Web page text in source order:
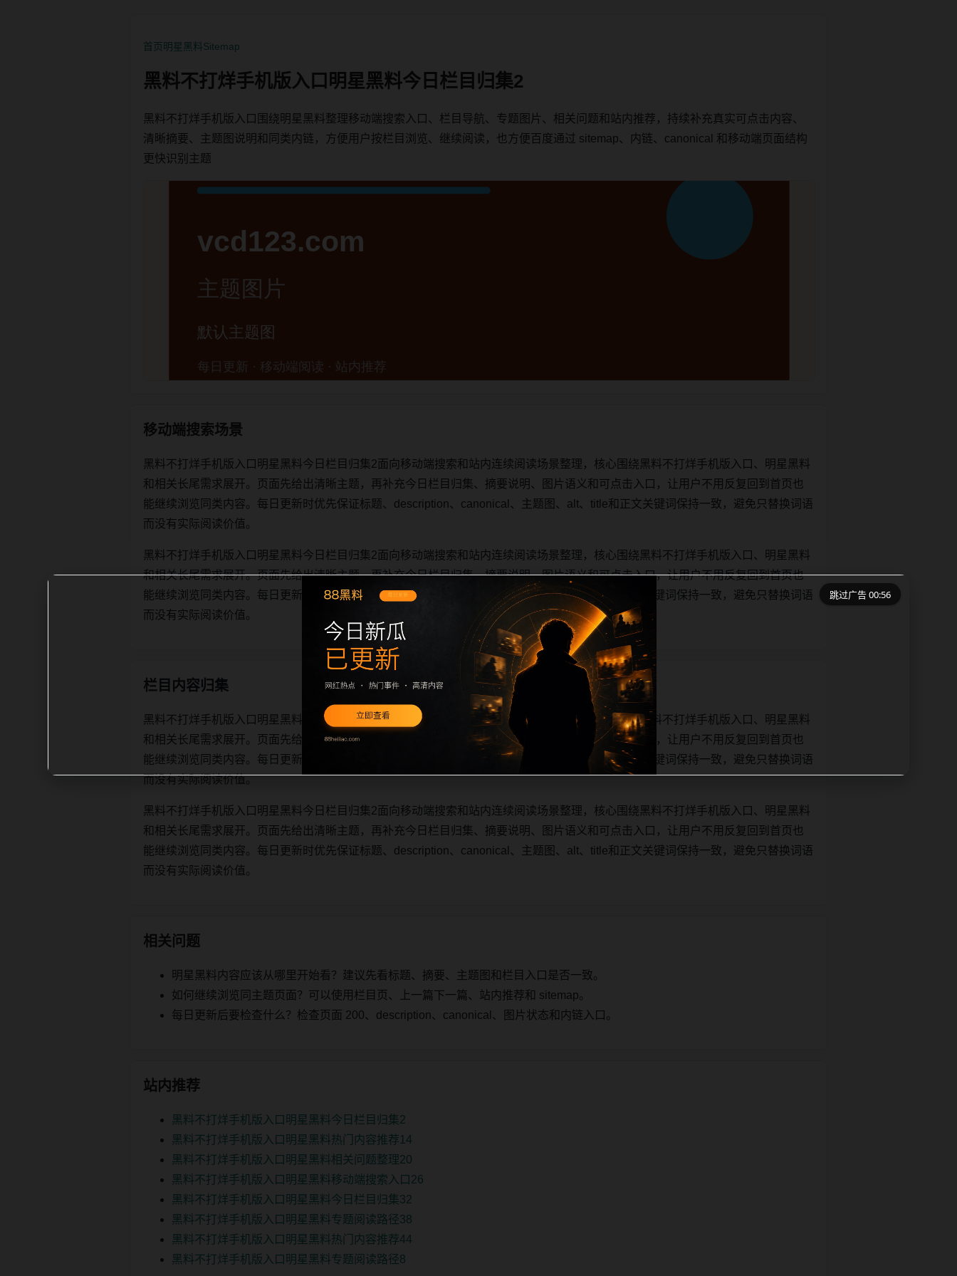
首页明星黑料Sitemap
黑料不打烊手机版入口明星黑料今日栏目归集2
黑料不打烊手机版入口围绕明星黑料整理移动端搜索入口、栏目导航、专题图片、相关问题和站内推荐，持续补充真实可点击内容、
清晰摘要、主题图说明和同类内链，方便用户按栏目浏览、继续阅读，也方便百度通过 sitemap、内链、canonical 和移动端页面结构
更快识别主题
移动端搜索场景
黑料不打烊手机版入口明星黑料今日栏目归集2面向移动端搜索和站内连续阅读场景整理，核心围绕黑料不打烊手机版入口、明星黑料
和相关长尾需求展开。页面先给出清晰主题，再补充今日栏目归集、摘要说明、图片语义和可点击入口，让用户不用反复回到首页也
能继续浏览同类内容。每日更新时优先保证标题、description、canonical、主题图、alt、title和正文关键词保持一致，避免只替换词语
而没有实际阅读价值。
黑料不打烊手机版入口明星黑料今日栏目归集2面向移动端搜索和站内连续阅读场景整理，核心围绕黑料不打烊手机版入口、明星黑料
和相关长尾需求展开。页面先给出清晰主题，再补充今日栏目归集、摘要说明、图片语义和可点击入口，让用户不用反复回到首页也
能继续浏览同类内容。每日更新时优先保证标题、description、canonical、主题图、alt、title和正文关键词保持一致，避免只替换词语
而没有实际阅读价值。
栏目内容归集
黑料不打烊手机版入口明星黑料今日栏目归集2面向移动端搜索和站内连续阅读场景整理，核心围绕黑料不打烊手机版入口、明星黑料
和相关长尾需求展开。页面先给出清晰主题，再补充今日栏目归集、摘要说明、图片语义和可点击入口，让用户不用反复回到首页也
能继续浏览同类内容。每日更新时优先保证标题、description、canonical、主题图、alt、title和正文关键词保持一致，避免只替换词语
而没有实际阅读价值。
黑料不打烊手机版入口明星黑料今日栏目归集2面向移动端搜索和站内连续阅读场景整理，核心围绕黑料不打烊手机版入口、明星黑料
和相关长尾需求展开。页面先给出清晰主题，再补充今日栏目归集、摘要说明、图片语义和可点击入口，让用户不用反复回到首页也
能继续浏览同类内容。每日更新时优先保证标题、description、canonical、主题图、alt、title和正文关键词保持一致，避免只替换词语
而没有实际阅读价值。
相关问题
明星黑料内容应该从哪里开始看？建议先看标题、摘要、主题图和栏目入口是否一致。
如何继续浏览同主题页面？可以使用栏目页、上一篇下一篇、站内推荐和 sitemap。
每日更新后要检查什么？检查页面 200、description、canonical、图片状态和内链入口。
站内推荐
黑料不打烊手机版入口明星黑料今日栏目归集2
黑料不打烊手机版入口明星黑料热门内容推荐14
黑料不打烊手机版入口明星黑料相关问题整理20
黑料不打烊手机版入口明星黑料移动端搜索入口26
黑料不打烊手机版入口明星黑料今日栏目归集32
黑料不打烊手机版入口明星黑料专题阅读路径38
黑料不打烊手机版入口明星黑料热门内容推荐44
黑料不打烊手机版入口明星黑料专题阅读路径8
跳过广告 00:56